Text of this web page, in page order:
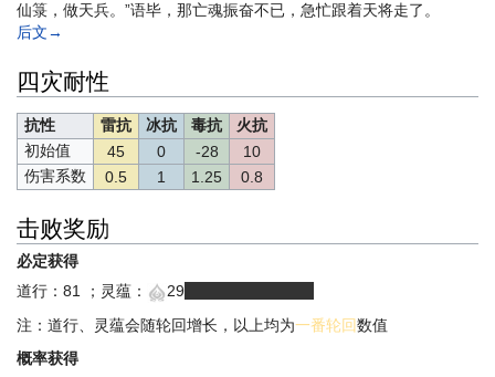
仙箓，做天兵。”语毕，那亡魂振奋不已，急忙跟着天将走了。
后文→
四灾耐性
抗性 雷抗 冰抗 毒抗
火抗
初始值
45 0 -28
10
伤害系数
0.5 1 1.25 0.8
击败奖励
必定获得
道行：81 ；灵蕴：
29
注：道行、灵蕴会随轮回增长，以上均为一番轮回数值
概率获得